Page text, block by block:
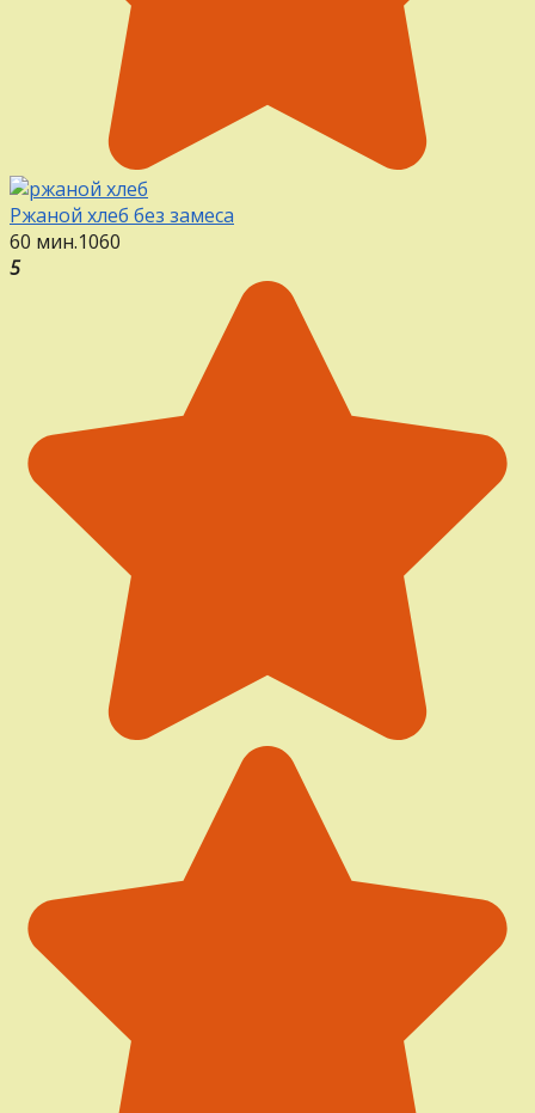
Ржаной хлеб без замеса
60 мин.1060
5